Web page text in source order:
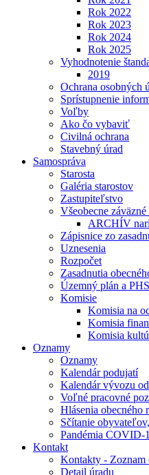
Rok 2022
Rok 2023
Rok 2024
Rok 2025
Vyhodnotenie
2019
Ochrana osobných
Sprístupnenie
Voľby
Ako čo vybaviť
Civilná ochrana
Stavebný úrad
Samospráva
Starosta
Galéria starostov
Zastupiteľstvo
Všeobecne záväzné
ARCHÍV
Zápisnice zo
Uznesenia
Rozpočet
Zasadnutia
Územný plán a
Komisie
Komisia na
Komisia
Komisia
Oznamy
Oznamy
Kalendár podujatí
Kalendár vývozu
Voľné pracovné
Hlásenia obecného
Sčítanie
Pandémia COVID-
Kontakt
Kontakty - Zoznam
Detail úradu